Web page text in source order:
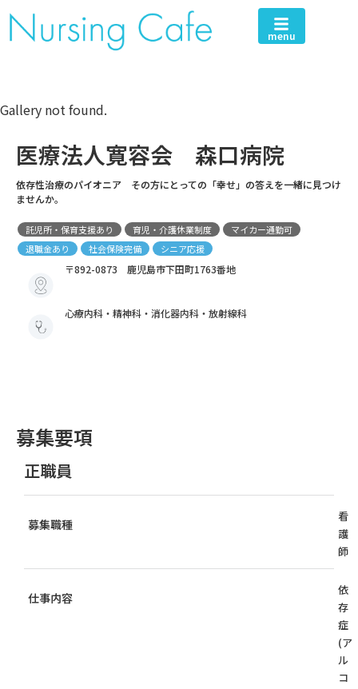
menu
Gallery not found.
医療法人寛容会 森口病院
依存性治療のパイオニア その方にとっての「幸せ」の答えを一緒に見つけ
ませんか。
託児所・保育支援あり 育児・介護休業制度
マイカー通勤可
退職金あり
社会保険完備 シニア応援
〒892-0873 鹿児島市下田町1763番地
心療内科・精神科・消化器内科・放射線科
募集要項
正職員
募集職種
看
護
師
仕事内容
依
存
症
(ア
ル
コ